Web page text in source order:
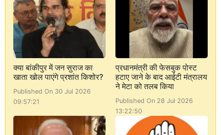
क्या बांकीपुर में जन सुराज का
खाता खोल पाएंगे प्रशांत किशोर?
Published On 30 Jul 2026
09:57:21
प्रधानमंत्री की फेसबुक पोस्ट
हटाए जाने के बाद आईटी मंत्रालय
ने मेटा को तलब किया
Published On 28 Jul 2026
13:22:50